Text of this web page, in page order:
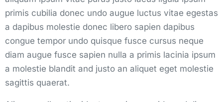
primis cubilia donec undo augue luctus vitae egestas
a dapibus molestie donec libero sapien dapibus
congue tempor undo quisque fusce cursus neque
diam augue fusce sapien nulla a primis lacinia ipsum
a molestie blandit and justo an aliquet eget molestie
sagittis quaerat.